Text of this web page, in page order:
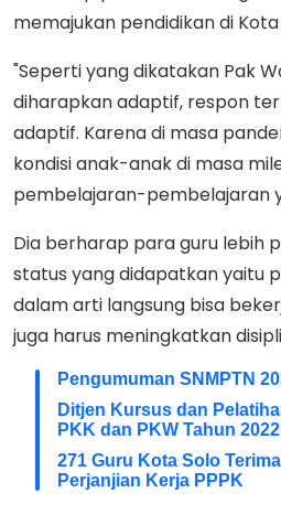
memajukan pendidikan di Kota
"Seperti yang dikatakan Pak
diharapkan adaptif, respon
adaptif. Karena di masa
kondisi anak-anak di masa
pembelajaran-pembelajaran
Dia berharap para guru lebih
status yang didapatkan yaitu
dalam arti langsung bisa
juga harus meningkatkan
Pengumuman SNMPTN
Ditjen Kursus dan
PKK dan PKW Tahun 2022
271 Guru Kota Solo
Perjanjian Kerja PPPK